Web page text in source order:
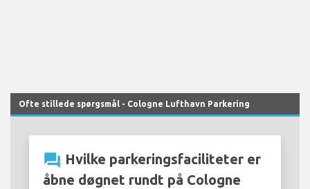
Ofte stillede spørgsmål - Cologne Lufthavn Parkering
question_answer Hvilke parkeringsfaciliteter er
åbne døgnet rundt på Cologne